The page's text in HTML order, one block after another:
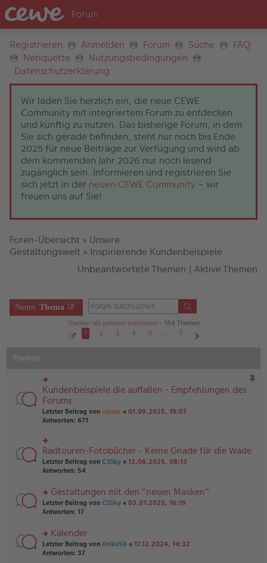
Registrieren Anmelden Forum Suche
FAQ
Netiquette
Nutzungsbedingungen
Datenschutzerklärung
Wir laden Sie herzlich ein, die neue CEWE
Community mit integriertem Forum zu entdecken
und künftig zu nutzen. Das bisherige Forum, in dem
Sie sich gerade befinden, steht nur noch bis Ende
2025 für neue Beiträge zur Verfügung und wird ab
dem kommenden Jahr 2026 nur noch lesend
zugänglich sein. Informieren und registrieren Sie
sich jetzt in der neuen CEWE Community – wir
freuen uns auf Sie!
Foren-Übersicht » Unsere
Gestaltungswelt » Inspirierende Kundenbeispiele
Unbeantwortete Themen | Aktive Themen
Neues Thema
Themen als gelesen markieren• 184 Themen
o
7
1 2 3 4 5 …
7
rs
te
r
u
n
el
es
e
n
ei
tr
a
Kundenbeispiele die auffallen - Empfehlungen des
Forums
Letzter Beitrag von okular « 01.09.2025, 19:07
Antworten: 671
rs
te
r
g
el
es
n
er
B
ei
Radtouren-Fotobücher - Keine Gnade für die Wade
Letzter Beitrag von CSSky « 12.08.2025, 08:13
Antworten: 54
rs
te
n
g
el
Gestaltungen mit den "neuen Masken"
Letzter Beitrag von CSSky « 03.07.2025, 16:19
Antworten: 17
rs
te
Kalender
Letzter Beitrag von Anika58 « 17.12.2024, 14:32
Antworten: 37